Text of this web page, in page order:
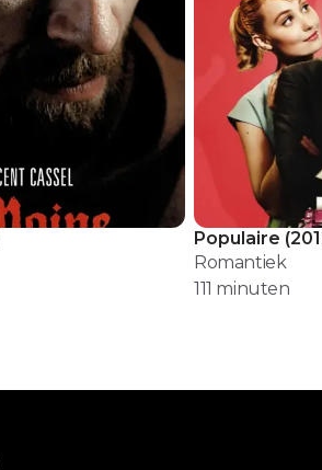
Populaire (
Romantiek
111 minuten